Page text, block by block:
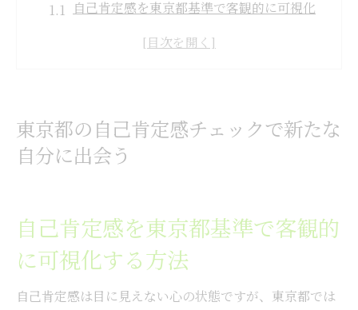
自己肯定感を東京都基準で客観的に可視化
定感
自尊感情測定尺度の特徴と東京都版の強み
術
毎日を前向きに変える自己肯定感の測り方
自己肯定感チェックで日々の自分を前向き
に見直す
東京都の自己肯定感チェックで新たな
自分に出会う
自己肯定感を東京都基準で客観的
に可視化する方法
自己肯定感は目に見えない心の状態ですが、東京都では